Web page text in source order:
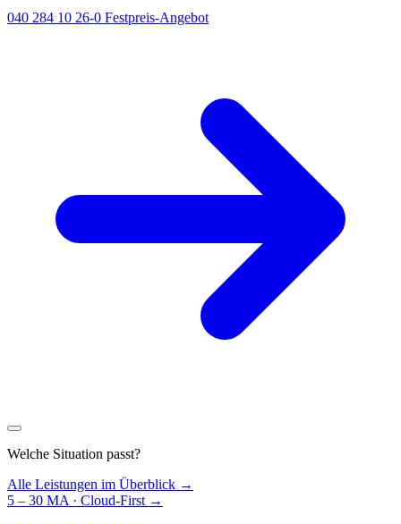
040 284 10 26-0 Festpreis-Angebot
Welche Situation passt?
Alle Leistungen im Überblick →
5 – 30 MA · Cloud-First →